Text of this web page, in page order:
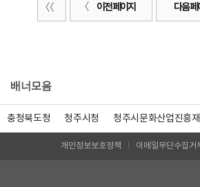
이전 페이지 다음 페
배너모음
충청북도청 청주시청 청주시문화산업진흥
개인정보보호정책 이메일무단수집거